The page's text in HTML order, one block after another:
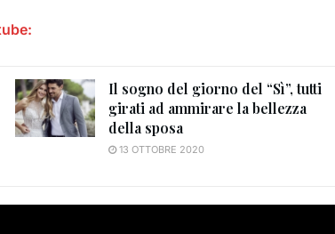
Il sogno del giorno del “Sì”, tutti
girati ad ammirare la bellezza
della sposa
13 OTTOBRE 2020